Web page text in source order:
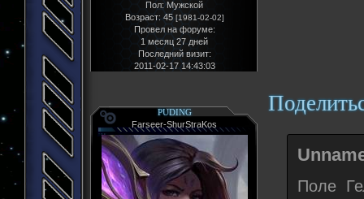
Пол:Мужской
Возраст: 45 [1981-02-02]
Провел на форуме:
1 месяц 27 дней
Последний визит:
2011-02-17 14:43:03
PUDING
Farseer-ShurStraKos
Поле